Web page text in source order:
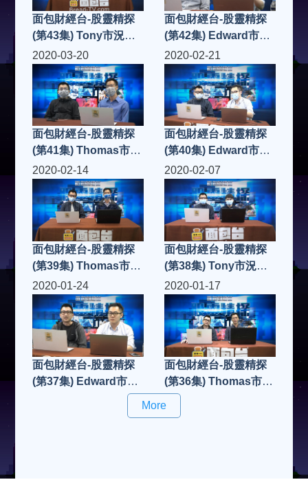
面包財經台-股靈精探
(第43集) Tony市況點
評
面包財經台-股靈精探
(第42集) Edward市況
點評
2020-03-20
面包財經台-股靈精探
(第41集) Thomas市況
點評
2020-02-21
面包財經台-股靈精探
(第40集) Edward市況
點評
2020-02-14
面包財經台-股靈精探
(第39集) Thomas市況
點評
2020-02-07
面包財經台-股靈精探
(第38集) Tony市況點
評
2020-01-24
面包財經台-股靈精探
(第37集) Edward市況
2020-01-17
面包財經台-股靈精探
(第36集) Thomas市況
點評
More